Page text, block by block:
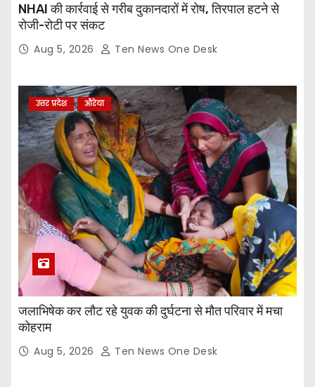
NHAI की कार्रवाई से गरीब दुकानदारों में रोष, तिरपाल हटने से
रोजी-रोटी पर संकट
Aug 5, 2026 Ten News One Desk
उत्तर प्रदेश औरेया
जलाभिषेक कर लौट रहे युवक की दुर्घटना से मौत परिवार में मचा
कोहराम
Aug 5, 2026 Ten News One Desk